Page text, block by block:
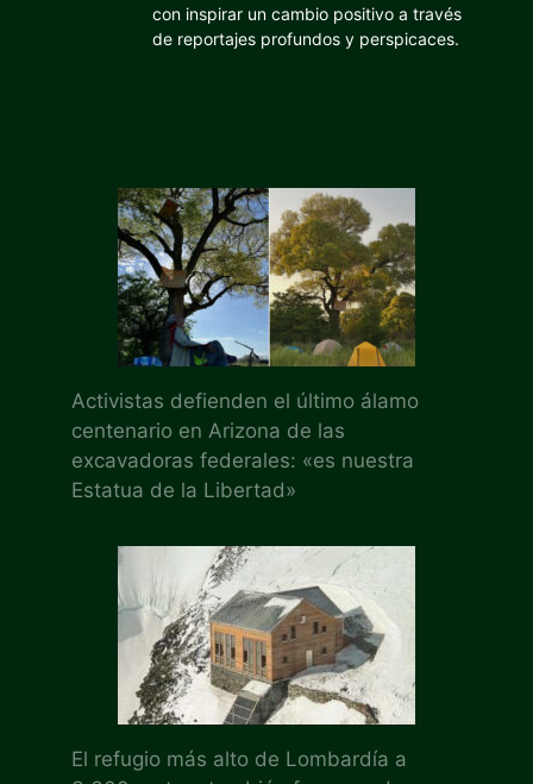
con inspirar un cambio positivo a través
de reportajes profundos y perspicaces.
Activistas defienden el último álamo
centenario en Arizona de las
excavadoras federales: «es nuestra
Estatua de la Libertad»
El refugio más alto de Lombardía a